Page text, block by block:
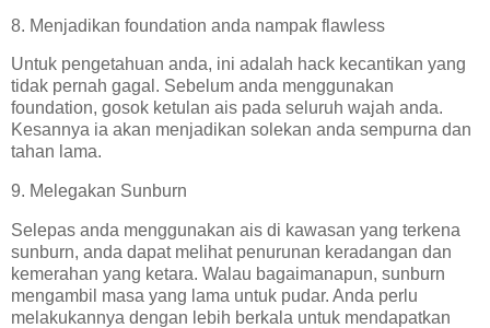
8. Menjadikan foundation anda nampak flawless
Untuk pengetahuan anda, ini adalah hack kecantikan yang
tidak pernah gagal. Sebelum anda menggunakan
foundation, gosok ketulan ais pada seluruh wajah anda.
Kesannya ia akan menjadikan solekan anda sempurna dan
tahan lama.
9. Melegakan Sunburn
Selepas anda menggunakan ais di kawasan yang terkena
sunburn, anda dapat melihat penurunan keradangan dan
kemerahan yang ketara. Walau bagaimanapun, sunburn
mengambil masa yang lama untuk pudar. Anda perlu
melakukannya dengan lebih berkala untuk mendapatkan